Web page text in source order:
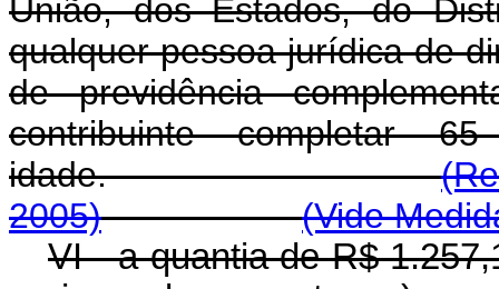
União, dos Estados, do
qualquer pessoa jurídica de
de previdência
contribuinte completar
idade.
2005)
(Vide
VI - a quantia de R$